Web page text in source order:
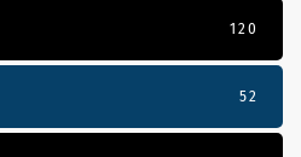
120
52